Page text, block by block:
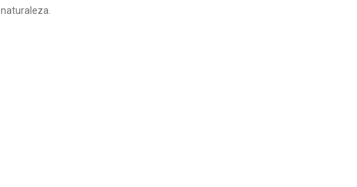
naturaleza.